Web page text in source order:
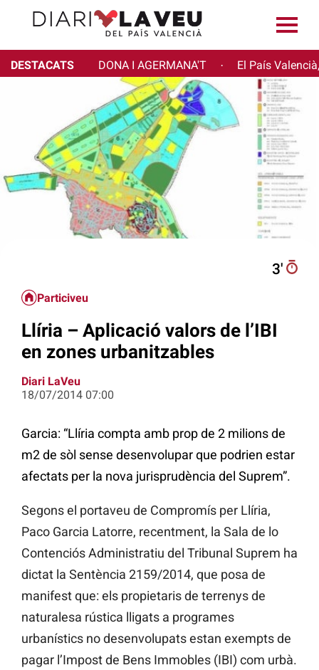
DESTACATS DONA I AGERMANA'T · El País
3′
Particiveu
Llíria – Aplicació valors de l’IBI
en zones urbanitzables
Diari LaVeu
18/07/2014 07:00
Garcia: “Llíria compta amb prop de 2 milions de
m2 de sòl sense desenvolupar que podrien estar
afectats per la nova jurisprudència del Suprem”.
Segons el portaveu de Compromís per Llíria,
Paco Garcia Latorre, recentment, la Sala de lo
Contenciós Administratiu del Tribunal Suprem ha
dictat la Sentència 2159/2014, que posa de
manifest que: els propietaris de terrenys de
naturalesa rústica lligats a programes
urbanístics no desenvolupats estan exempts de
pagar l’Impost de Bens Immobles (IBI) com urbà.